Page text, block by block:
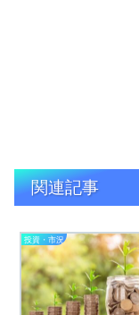
関連記事
投資・市況